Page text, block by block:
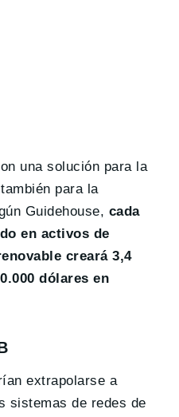
una solución para la
para la
Guidehouse, cada
en activos de
creará 3,4
dólares en
extrapolarse a
sistemas de redes de